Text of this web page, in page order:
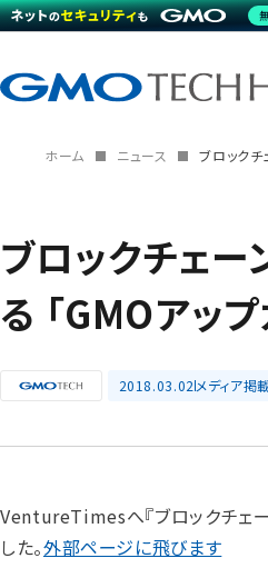
ホーム ニュース ブロック
ブロックチェ
る 「GMOアッ
2018.03.02メディア掲
VentureTimesへ『ブロックチェ
した。外部ページに飛びます